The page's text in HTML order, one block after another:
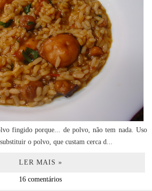
fingido porque... de polvo, não tem nada. Uso
o polvo, que custam cerca d...
LER MAIS »
16 comentários